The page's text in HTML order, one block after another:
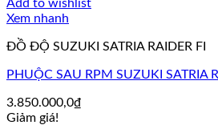
Add to wishlist
Xem nhanh
ĐỒ ĐỘ SUZUKI SATRIA RAIDER FI
PHUỘC SAU RPM SUZUKI SATRIA
3.850.000,0₫
Giảm giá!